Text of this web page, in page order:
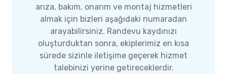
arıza, bakım, onarım ve montaj hizmetleri
almak için bizleri aşağıdaki numaradan
arayabilirsiniz. Randevu kaydınızı
oluşturduktan sonra, ekiplerimiz en kısa
sürede sizinle iletişime geçerek hizmet
talebinizi yerine getireceklerdir.